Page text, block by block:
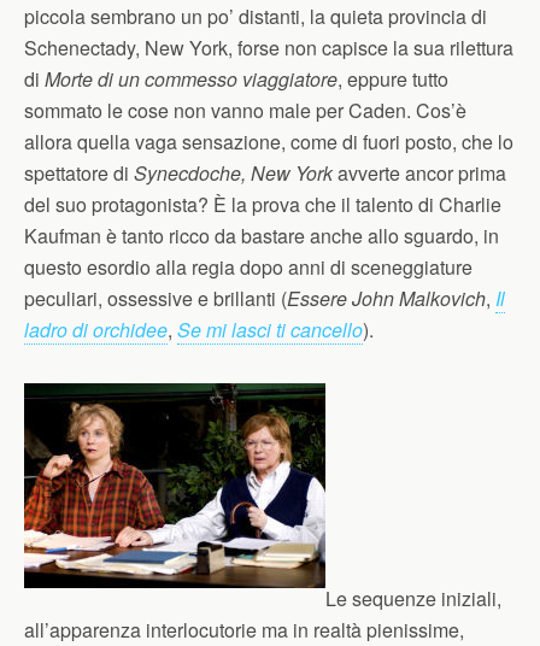
piccola sembrano un po’ distanti, la quieta provincia di
Schenectady, New York, forse non capisce la sua rilettura
di Morte di un commesso viaggiatore, eppure tutto
sommato le cose non vanno male per Caden. Cos’è
allora quella vaga sensazione, come di fuori posto, che lo
spettatore di Synecdoche, New Yorkavverte ancor prima
del suo protagonista? È la prova che il talento di Charlie
Kaufman è tanto ricco da bastare anche allo sguardo, in
questo esordio alla regia dopo anni di sceneggiature
peculiari, ossessive e brillanti (Essere John Malkovich, Il
ladro di orchidee, Se mi lasci ti cancello).
Le sequenze iniziali,
all’apparenza interlocutorie ma in realtà pienissime,